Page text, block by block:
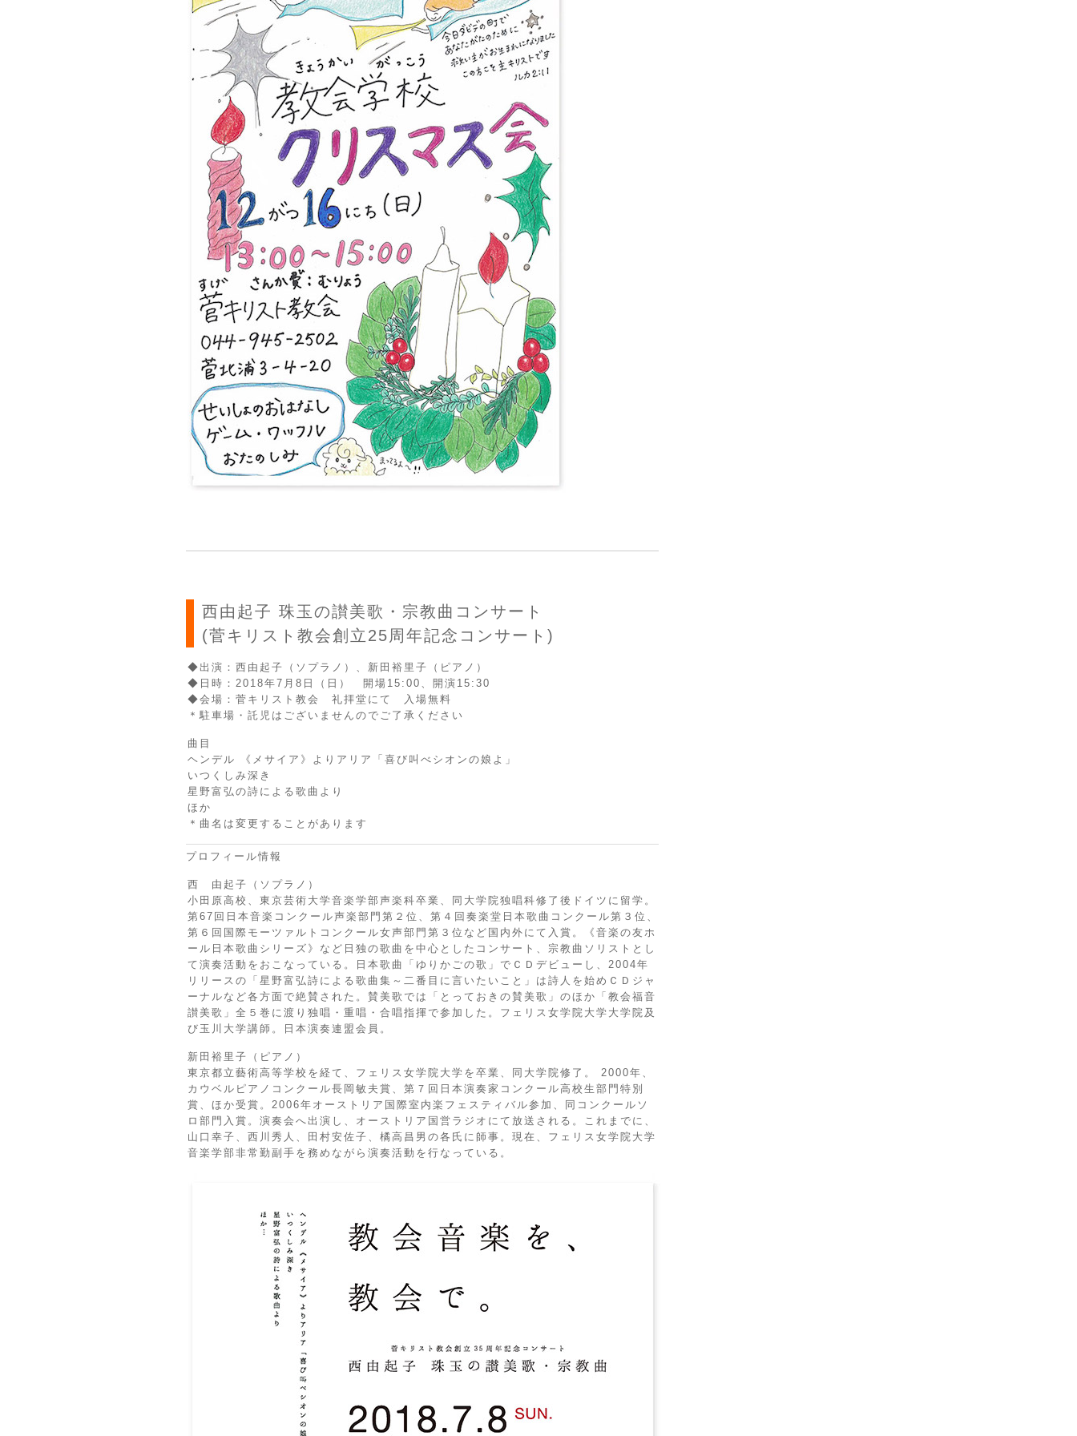
西由起子 珠玉の讃美歌・宗教曲コンサート
(菅キリスト教会創立25周年記念コンサート)
◆出演：西由起子（ソプラノ）、新田裕里子（ピアノ）
◆日時：2018年7月8日（日） 開場15:00、開演15:30
◆会場：菅キリスト教会 礼拝堂にて 入場無料
＊駐車場・託児はございませんのでご了承ください
曲目
ヘンデル 《メサイア》よりアリア「喜び叫べシオンの娘よ」
いつくしみ深き
星野富弘の詩による歌曲より
ほか
＊曲名は変更することがあります
プロフィール情報
西 由起子（ソプラノ）
小田原高校、東京芸術大学音楽学部声楽科卒業、同大学院独唱科修了後ドイツに留学。
第67回日本音楽コンクール声楽部門第２位、第４回奏楽堂日本歌曲コンクール第３位、
第６回国際モーツァルトコンクール女声部門第３位など国内外にて入賞。《音楽の友ホ
ール日本歌曲シリーズ》など日独の歌曲を中心としたコンサート、宗教曲ソリストとし
て演奏活動をおこなっている。日本歌曲「ゆりかごの歌」でＣＤデビューし、2004年
リリースの「星野富弘詩による歌曲集～二番目に言いたいこと」は詩人を始めＣＤジャ
ーナルなど各方面で絶賛された。賛美歌では「とっておきの賛美歌」のほか「教会福音
讃美歌」全５巻に渡り独唱・重唱・合唱指揮で参加した。フェリス女学院大学大学院及
び玉川大学講師。日本演奏連盟会員。
新田裕里子（ピアノ）
東京都立藝術高等学校を経て、フェリス女学院大学を卒業、同大学院修了。 2000年、
カウベルピアノコンクール長岡敏夫賞、第７回日本演奏家コンクール高校生部門特別
賞、ほか受賞。2006年オーストリア国際室内楽フェスティバル参加、同コンクールソ
ロ部門入賞。演奏会へ出演し、オーストリア国営ラジオにて放送される。これまでに、
山口幸子、西川秀人、田村安佐子、橘高昌男の各氏に師事。現在、フェリス女学院大学
音楽学部非常勤副手を務めながら演奏活動を行なっている。